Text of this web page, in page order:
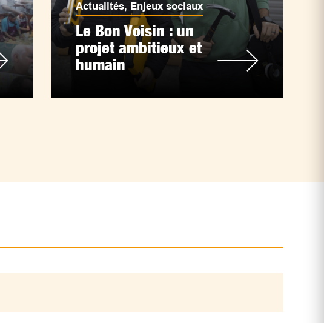
Actualités, Enjeux sociaux
Le Bon Voisin : un
projet ambitieux et
humain